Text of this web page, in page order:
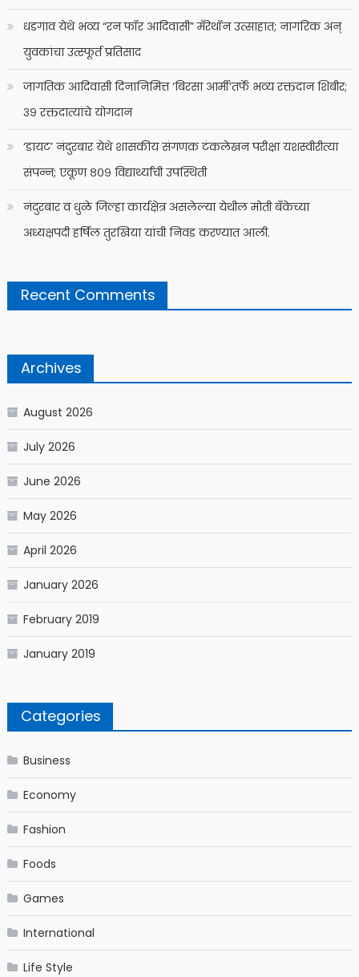
धडगाव येथे भव्य “रन फॉर आदिवासी” मॅरेथॉन उत्साहात; नागरिक अन्
युवकांचा उत्स्फूर्त प्रतिसाद
जागतिक आदिवासी दिनानिमित्त ‘बिरसा आर्मी’तर्फे भव्य रक्तदान शिबीर;
३९ रक्तदात्यांचे योगदान
‘डायट’ नंदुरबार येथे शासकीय संगणक टंकलेखन परीक्षा यशस्वीरीत्या
संपन्न; एकूण ८०९ विद्यार्थ्यांची उपस्थिती
नंदुरबार व धुळे जिल्हा कार्यक्षेत्र असलेल्या येथील मोती बँकेच्या
अध्यक्षपदी हर्षिल तुरखिया यांची निवड करण्यात आली.
Recent Comments
Archives
August 2026
July 2026
June 2026
May 2026
April 2026
January 2026
February 2019
January 2019
Categories
Business
Economy
Fashion
Foods
Games
International
Life Style